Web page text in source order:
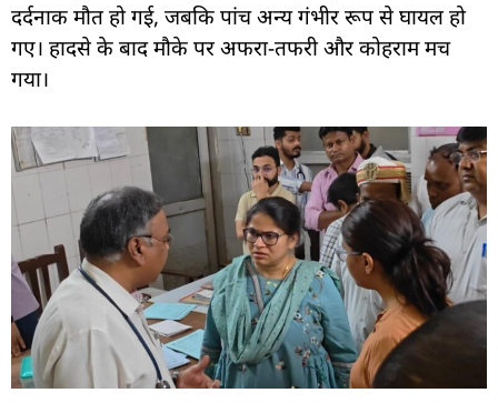
दर्दनाक मौत हो गई, जबकि पांच अन्य गंभीर रूप से घायल हो
गए। हादसे के बाद मौके पर अफरा-तफरी और कोहराम मच
गया।